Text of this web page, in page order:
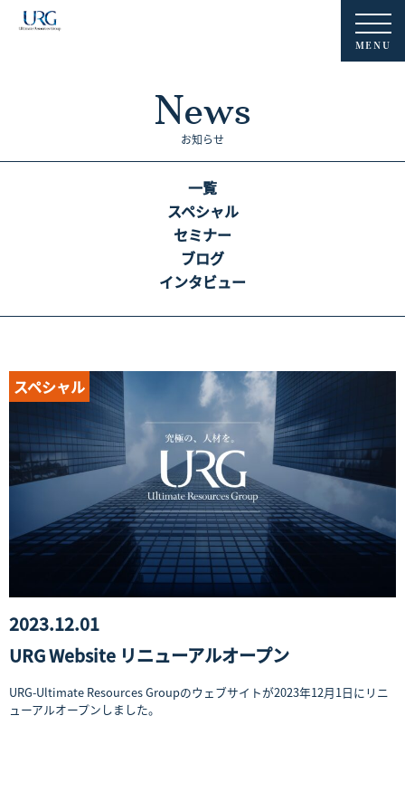
MENU
News
お知らせ
一覧
スペシャル
セミナー
ブログ
インタビュー
スペシャル
2023.12.01
URG Website リニューアルオープン
URG-Ultimate Resources Groupのウェブサイトが2023年12月1日にリニ
ューアルオープンしました。